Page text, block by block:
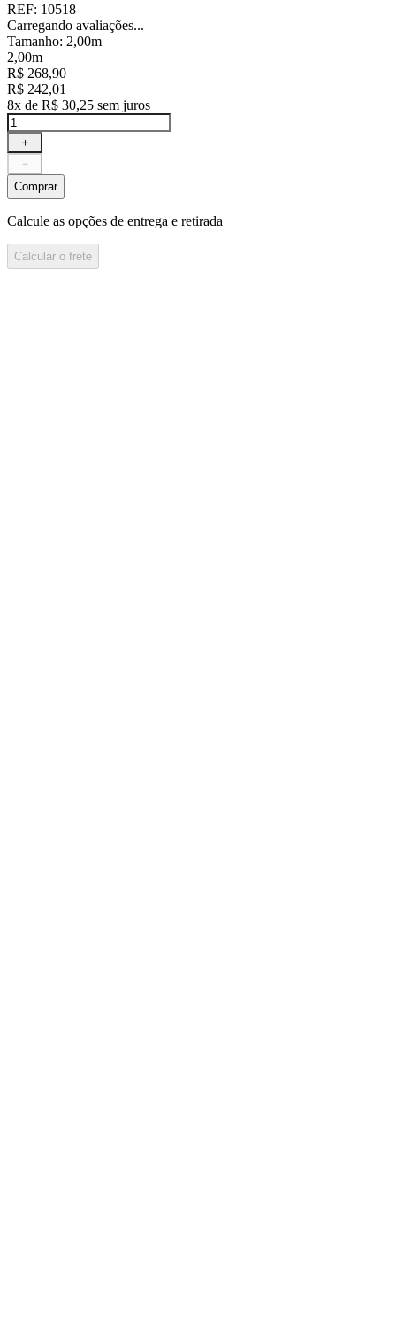
REF: 10518
Carregando avaliações...
Tamanho: 2,00m
2,00m
R$ 268,90
R$ 242,01
8x de R$ 30,25 sem juros
＋
－
Comprar
Calcule as opções de entrega e retirada
Calcular o frete